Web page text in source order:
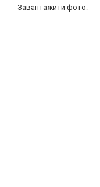
Завантажити фото: